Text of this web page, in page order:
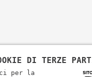
DI TERZE
per la